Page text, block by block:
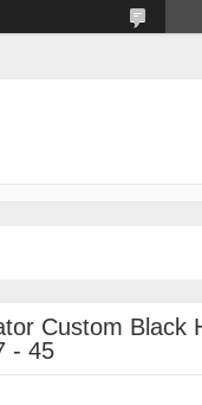
Custom Black
- 45